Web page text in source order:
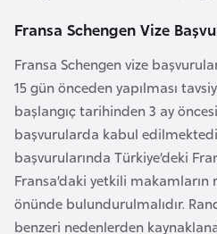
Fransa Schengen Vize
Fransa Schengen vize
15 gün önceden yapılması
başlangıç tarihinden 3 ay
başvurularda kabul
başvurularında Türkiye’deki
Fransa’daki yetkili
önünde bulundurulmalıdır.
benzeri nedenlerden
D
e
m
o
k
r
a
t
i